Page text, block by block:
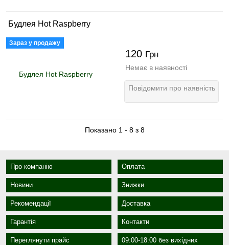
Будлея Hot Raspberry
Зараз у продажу
120 Грн
Немає в наявності
Повідомити про наявність
Показано 1 - 8 з 8
Про компанію Оплата
Новини Знижки
Рекомендації Доставка
Гарантія Контакти
Переглянути прайс 09:00-18:00 без вихідних